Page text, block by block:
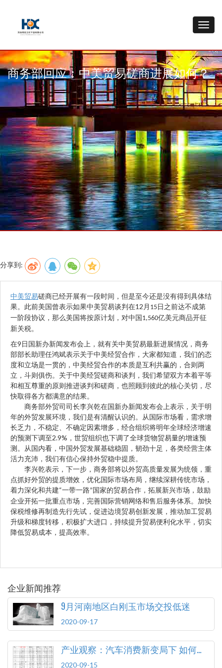
商务部回应：中美贸易磋商进展如何？
分享到:
中美贸易磋商已经开展有一段时间，但是至今还是没有得到具体结
果。此前美国曾表示如果中美贸易谈判在12 月 15 日之前达不成第
一阶段协议，那么美国将按原计划，对中国 1,560亿美元商品开征
新关税。
在9 日国新办新闻发布会上，就有关中美贸易最新进展情况，商务
部部长助理任鸿斌表示关于中美经贸合作，大家都知道，我们的态
度和立场是一贯的，中美经贸合作的本质是互利共赢的，合则两
立，斗则俱伤。关于中美经贸磋商和谈判，我们希望双方本着平等
和相互尊重的原则推进谈判和磋商，也照顾到彼此的核心关切，尽
快取得各方都满意的结果。
商务部外贸司司长李兴乾在国新办新闻发布会上表示，关于明
年的外贸发展环境，我们是有清醒认识的。从国际市场看，需求增
长乏力，不稳定、不确定因素增多，经合组织将明年全球经济增速
的预测下调至 2.9% ，世贸组织也下调了全球货物贸易量的增速预
测。从国内看，中国外贸发展基础稳固，韧劲十足，各类经营主体
活力充沛，我们有信心保持外贸稳中提质。
李兴乾表示，下一步，商务部将以外贸高质量发展为统领，重
点抓好外贸的提质增效，优化国际市场布局，继续深耕传统市场，
着力深化和共建“一带一路” 国家的贸易合作，拓展新兴市场，鼓励
企业开拓一批重点市场，完善国际营销网络和售后服务体系。加快
保税维修再制造先行先试，促进边境贸易创新发展，推动加工贸易
升级和梯度转移，积极扩大进口，持续提升贸易便利化水平，切实
降低贸易成本，提高效率。
企业新闻推荐
9月河南地区白刚玉市场交投低迷
2020-09-17
产业观察：汽车消费新变局下 如何顺应变化释放潜力
2020-09-15